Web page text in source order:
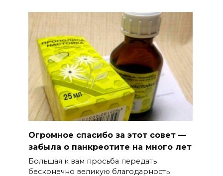
Огромное спасибо за этот совет —
забыла о панкреотите на много лет
Большая к вам просьба передать
бесконечно великую благодарность